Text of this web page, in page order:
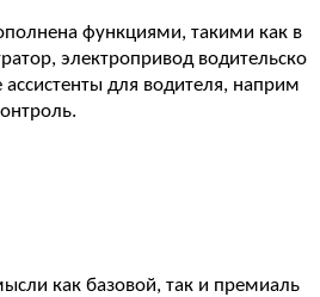
функциями, такими как в
электропривод водительско
ассистенты для водителя, наприм
как базовой, так и премиаль